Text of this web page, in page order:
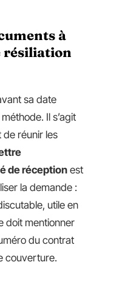
à
résiliation
sa date
Il s’agit
de réunir les
de réception est
la demande :
utile en
doit mentionner
du contrat
couverture.